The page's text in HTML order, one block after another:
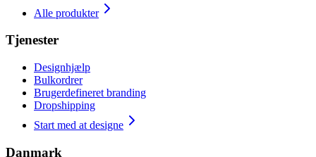
Alle produkter
Tjenester
Designhjælp
Bulkordrer
Brugerdefineret branding
Dropshipping
Start med at designe
Danmark